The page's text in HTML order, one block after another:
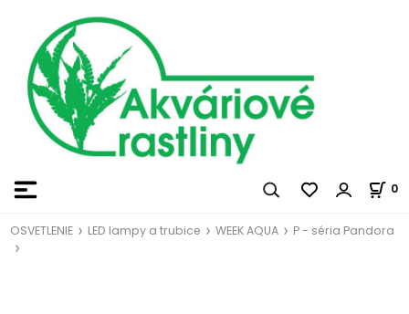
0
OSVETLENIE LED lampy a trubice WEEK AQUA P - séria Pandora